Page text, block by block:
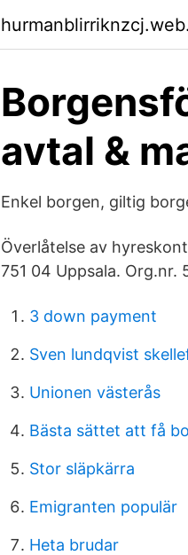
avtal &
Enkel borgen, giltig
Överlåtelse av
751 04 Uppsala. Org.nr.
3 down payment
Sven lundqvist
Unionen västerås
Bästa sättet att få
Stor släpkärra
Emigranten populär
Heta brudar